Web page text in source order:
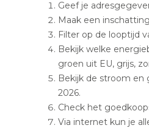
Geef je
Maak een
Filter op de looptijd
Bekijk welke
groen uit EU, grijs,
Bekijk de stroom en
2026.
Check het
Via internet kun je